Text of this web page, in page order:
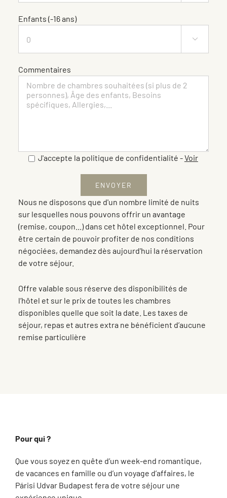
Enfants (-16 ans)

Commentaires
J'accepte la politique de confidentialité -Voir
Nous ne disposons que d'un nombre limité de nuits
sur lesquelles nous pouvons offrir un avantage
(remise, coupon...) dans cet hôtel exceptionnel. Pour
être certain de pouvoir profiter de nos conditions
négociées, demandez dès aujourd'hui la réservation
de votre séjour.
Offre valable sous réserve des disponibilités de
l’hôtel et sur le prix de toutes les chambres
disponibles quelle que soit la date. Les taxes de
séjour, repas et autres extra ne bénéficient d’aucune
remise particulière
Pour qui ?
Que vous soyez en quête d’un week-end romantique,
de vacances en famille ou d’un voyage d’affaires, le
Párisi Udvar Budapest fera de votre séjour une